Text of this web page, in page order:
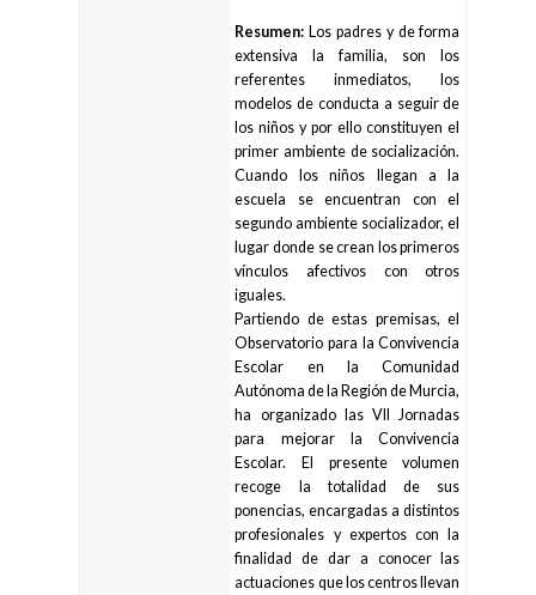
Resumen: Los padres y de forma
extensiva la familia, son los
referentes inmediatos, los
modelos de conducta a seguir de
los niños y por ello constituyen el
primer ambiente de socialización.
Cuando los niños llegan a la
escuela se encuentran con el
segundo ambiente socializador, el
lugar donde se crean los primeros
vínculos afectivos con otros
iguales.
Partiendo de estas premisas, el
Observatorio para la Convivencia
Escolar en la Comunidad
Autónoma de la Región de Murcia,
ha organizado las VII Jornadas
para mejorar la Convivencia
Escolar. El presente volumen
recoge la totalidad de sus
ponencias, encargadas a distintos
profesionales y expertos con la
finalidad de dar a conocer las
actuaciones que los centros llevan